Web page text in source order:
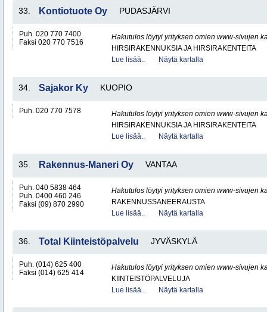
33. Kontiotuote Oy PUDASJÄRVI
Puh. 020 770 7400
Faksi 020 770 7516
Hakutulos löytyi yrityksen omien www-sivujen
HIRSIRAKENNUKSIA JA HIRSIRAKENTEITA
Lue lisää..
Näytä kartalla
34. Sajakor Ky KUOPIO
Puh. 020 770 7578
Hakutulos löytyi yrityksen omien www-sivujen
HIRSIRAKENNUKSIA JA HIRSIRAKENTEITA
Lue lisää..
Näytä kartalla
35. Rakennus-Maneri Oy VANTAA
Puh. 040 5838 464
Puh. 0400 460 246
Faksi (09) 870 2990
Hakutulos löytyi yrityksen omien www-sivujen
RAKENNUSSANEERAUSTA
Lue lisää..
Näytä kartalla
36. Total Kiinteistöpalvelu JYVÄSKYLÄ
Puh. (014) 625 400
Faksi (014) 625 414
Hakutulos löytyi yrityksen omien www-sivujen
KIINTEISTÖPALVELUJA
Lue lisää..
Näytä kartalla